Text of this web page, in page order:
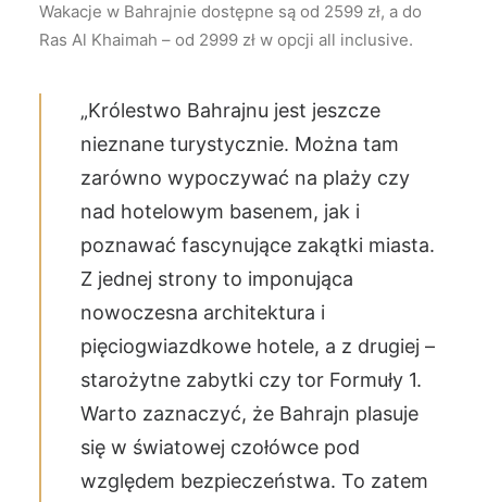
Wakacje w Bahrajnie dostępne są od 2599 zł, a do
Ras Al Khaimah – od 2999 zł w opcji all inclusive.
„Królestwo Bahrajnu jest jeszcze
nieznane turystycznie. Można tam
zarówno wypoczywać na plaży czy
nad hotelowym basenem, jak i
poznawać fascynujące zakątki miasta.
Z jednej strony to imponująca
nowoczesna architektura i
pięciogwiazdkowe hotele, a z drugiej –
starożytne zabytki czy tor Formuły 1.
Warto zaznaczyć, że Bahrajn plasuje
się w światowej czołówce pod
względem bezpieczeństwa. To zatem